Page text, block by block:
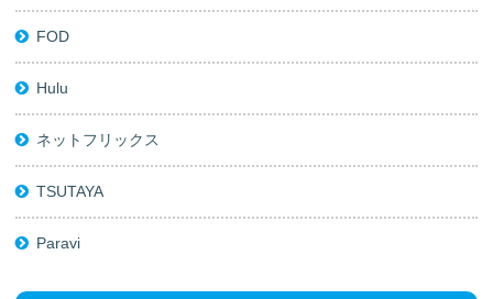
FOD
Hulu
ネットフリックス
TSUTAYA
Paravi